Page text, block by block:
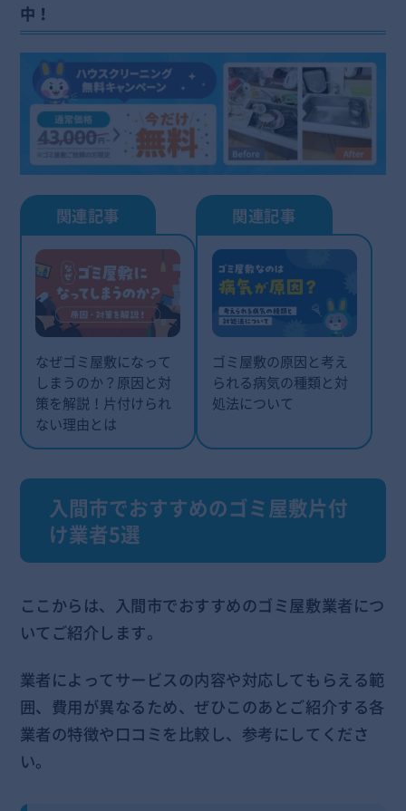
中！
なぜゴミ屋敷になって
しまうのか？原因と対
策を解説！片付けられ
ない理由とは
ゴミ屋敷の原因と考え
られる病気の種類と対
処法について
入間市でおすすめのゴミ屋敷片付
け業者5選
ここからは、入間市でおすすめのゴミ屋敷業者につ
いてご紹介します。
業者によってサービスの内容や対応してもらえる範
囲、費用が異なるため、ぜひこのあとご紹介する各
業者の特徴や口コミを比較し、参考にしてくださ
い。